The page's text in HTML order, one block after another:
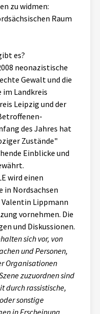
zu widmen:
Raum
es?
neonazistische
Gewalt und die
im Landkreis
Leipzig und der
des Jahres hat
Zustände"
Einblicke und
wird einen
in Nordsachsen
Valentin Lippmann
vornehmen. Die
und Diskussionen.
sich vor, von
und Personen,
Organisationen
zuzuordnen sind
durch rassistische,
sonstige
in Erscheinung